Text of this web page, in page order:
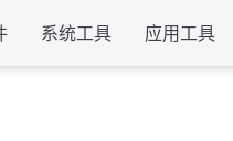
系统工具 应用工具